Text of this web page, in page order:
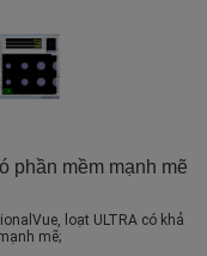
phần mềm mạnh mẽ
loạt ULTRA có khả
mẽ;